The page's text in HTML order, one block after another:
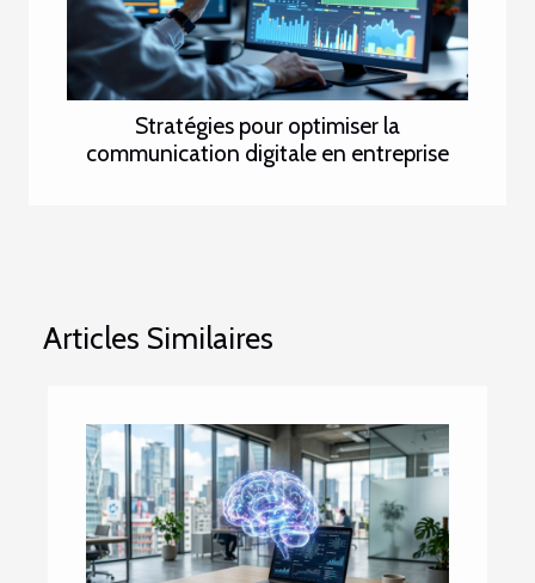
Stratégies pour optimiser la
communication digitale en entreprise
Articles Similaires